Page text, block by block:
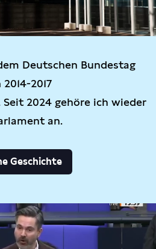
Deutschen Bundestag
2017
2024 gehöre ich wieder
an.
Geschichte